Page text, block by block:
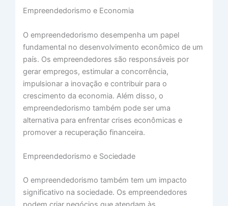
Empreendedorismo e Economia
O empreendedorismo desempenha um papel
fundamental no desenvolvimento econômico de um
país. Os empreendedores são responsáveis por
gerar empregos, estimular a concorrência,
impulsionar a inovação e contribuir para o
crescimento da economia. Além disso, o
empreendedorismo também pode ser uma
alternativa para enfrentar crises econômicas e
promover a recuperação financeira.
Empreendedorismo e Sociedade
O empreendedorismo também tem um impacto
significativo na sociedade. Os empreendedores